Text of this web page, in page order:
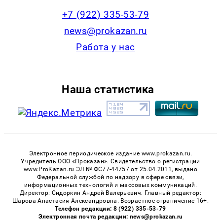
+7 (922) 335-53-79
news@prokazan.ru
Работа у нас
Наша статистика
Электронное периодическое издание www.prokazan.ru.
Учредитель ООО «Проказан». Cвидетельство о регистрации
www.ProKazan.ru ЭЛ № ФС77-44757 от 25.04.2011, выдано
Федеральной службой по надзору в сфере связи,
информационных технологий и массовых коммуникаций.
Директор: Сидоркин Андрей Валерьевич. Главный редактор:
Шарова Анастасия Александровна. Возрастное ограничение 16+.
Телефон редакции: 8 (922) 335-53-79
Электронная почта редакции: news@prokazan.ru